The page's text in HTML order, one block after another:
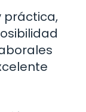
práctica,